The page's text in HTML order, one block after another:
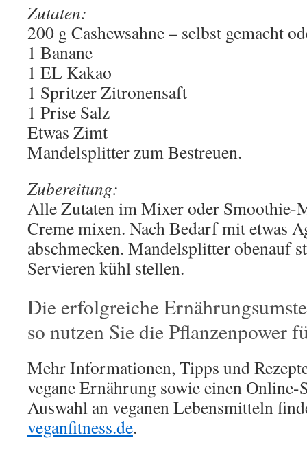
Zutaten:
200 g Cashewsahne – selbst gemacht
1 Banane
1 EL Kakao
1 Spritzer Zitronensaft
1 Prise Salz
Etwas Zimt
Mandelsplitter zum Bestreuen.
Zubereitung:
Alle Zutaten im Mixer oder Smoothie-
Creme mixen. Nach Bedarf mit etwas
abschmecken. Mandelsplitter obenauf
Servieren kühl stellen.
Die erfolgreiche
so nutzen Sie die Pflanzenpower
Mehr Informationen, Tipps und
vegane Ernährung sowie einen
Auswahl an veganen Lebensmitteln
veganfitness.de.